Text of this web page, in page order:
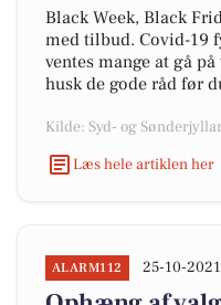
Black Week, Black
med tilbud. Covid-19
ventes mange at gå
husk de gode råd før
Kilde: Syd- og
Læs hele artiklen her
ALARM112 25-10-